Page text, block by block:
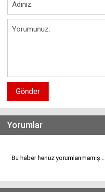
Gönder
Yorumlar
Bu haber henüz yorumlanmamış...